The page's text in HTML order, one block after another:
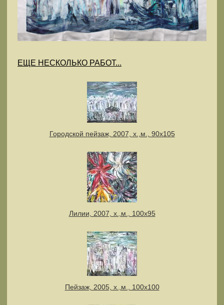
ЕЩЕ НЕСКОЛЬКО РАБОТ...
Городской пейзаж, 2007, х.,м., 90х105
Лилии, 2007, х.,м., 100х95
Пейзаж, 2005, х.,м., 100х100